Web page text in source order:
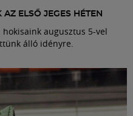
ELSŐ JEGES HÉTEN
augusztus 5-vel
álló idényre.